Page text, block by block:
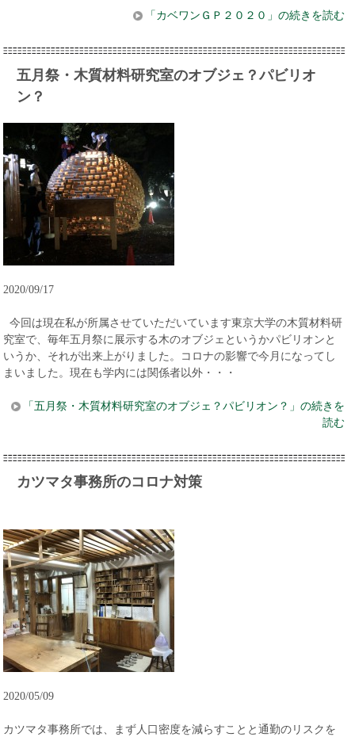
「カベワンＧＰ２０２０」の続きを読む
五月祭・木質材料研究室のオブジェ？パビリオ
ン？
2020/09/17
今回は現在私が所属させていただいています東京大学の木質材料研
究室で、毎年五月祭に展示する木のオブジェというかパビリオンと
いうか、それが出来上がりました。コロナの影響で今月になってし
まいました。現在も学内には関係者以外・・・
「五月祭・木質材料研究室のオブジェ？パビリオン？」の続きを
読む
カツマタ事務所のコロナ対策
2020/05/09
カツマタ事務所では、まず人口密度を減らすことと通勤のリスクを